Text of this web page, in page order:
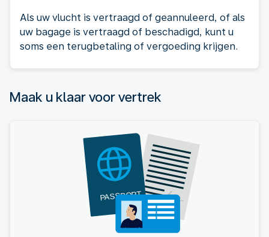
Als uw vlucht is vertraagd of geannuleerd, of als
uw bagage is vertraagd of beschadigd, kunt u
soms een terugbetaling of vergoeding krijgen.
Maak u klaar voor vertrek